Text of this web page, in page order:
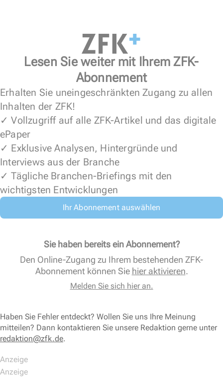
Lesen Sie weiter mit Ihrem ZFK-
Abonnement
Erhalten Sie uneingeschränkten Zugang zu allen
Inhalten der ZFK!
✓ Vollzugriff auf alle ZFK-Artikel und das digitale
ePaper
✓ Exklusive Analysen, Hintergründe und
Interviews aus der Branche
✓ Tägliche Branchen-Briefings mit den
wichtigsten Entwicklungen
Ihr Abonnement auswählen
Sie haben bereits ein Abonnement?
Den Online-Zugang zu Ihrem bestehenden ZFK-
Abonnement können Sie hier aktivieren.
Melden Sie sich hier an.
Haben Sie Fehler entdeckt? Wollen Sie uns Ihre Meinung
mitteilen? Dann kontaktieren Sie unsere Redaktion gerne unter
redaktion@zfk.de.